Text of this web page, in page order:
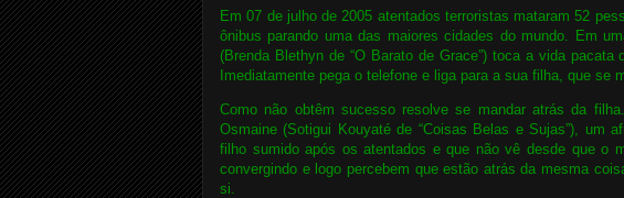
Em 07 de julho de 2005 atentados terroristas mataram 52
ônibus parando uma das maiores cidades do mundo. Em
(Brenda Blethyn de “O Barato de Grace”) toca a vida
Imediatamente pega o telefone e liga para a sua filha, que se
Como não obtêm sucesso resolve se mandar atrás da
Osmaine (Sotigui Kouyaté de “Coisas Belas e Sujas”), um
filho sumido após os atentados e que não vê desde que o
convergindo e logo percebem que estão atrás da mesma
si.